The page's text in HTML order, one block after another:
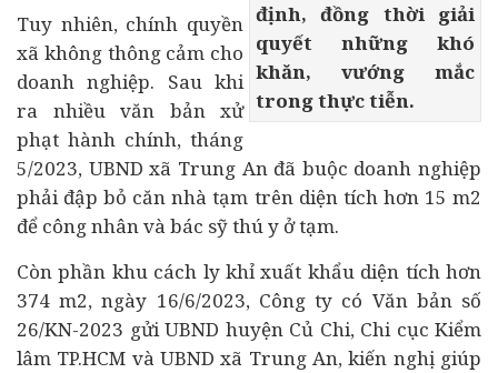
định, đồng thời giải
quyết những khó
khăn, vướng mắc
trong thực tiễn.
Tuy nhiên, chính quyền
xã không thông cảm cho
doanh nghiệp. Sau khi
ra nhiều văn bản xử
phạt hành chính, tháng
5/2023, UBND xã Trung An đã buộc doanh nghiệp
phải đập bỏ căn nhà tạm trên diện tích hơn 15 m2
để công nhân và bác sỹ thú y ở tạm.
Còn phần khu cách ly khỉ xuất khẩu diện tích hơn
374 m2, ngày 16/6/2023, Công ty có Văn bản số
26/KN-2023 gửi UBND huyện Củ Chi, Chi cục Kiểm
lâm TP.HCM và UBND xã Trung An, kiến nghị giúp